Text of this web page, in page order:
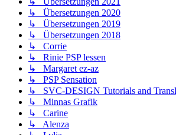
↳ Übersetzungen 2020
↳ Übersetzungen 2019
↳ Übersetzungen 2018
↳ Corrie
↳ Rinie PSP lessen
↳ Margaret ez-az
↳ PSP Sensation
↳ SVC-DESIGN Tutorials and
↳ Minnas Grafik
↳ Carine
↳ Alenza